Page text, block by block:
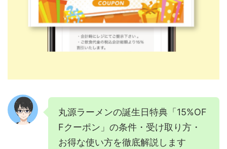
丸源ラーメンの誕生日特典「15%OF
Fクーポン」の条件・受け取り方・
お得な使い方を徹底解説します